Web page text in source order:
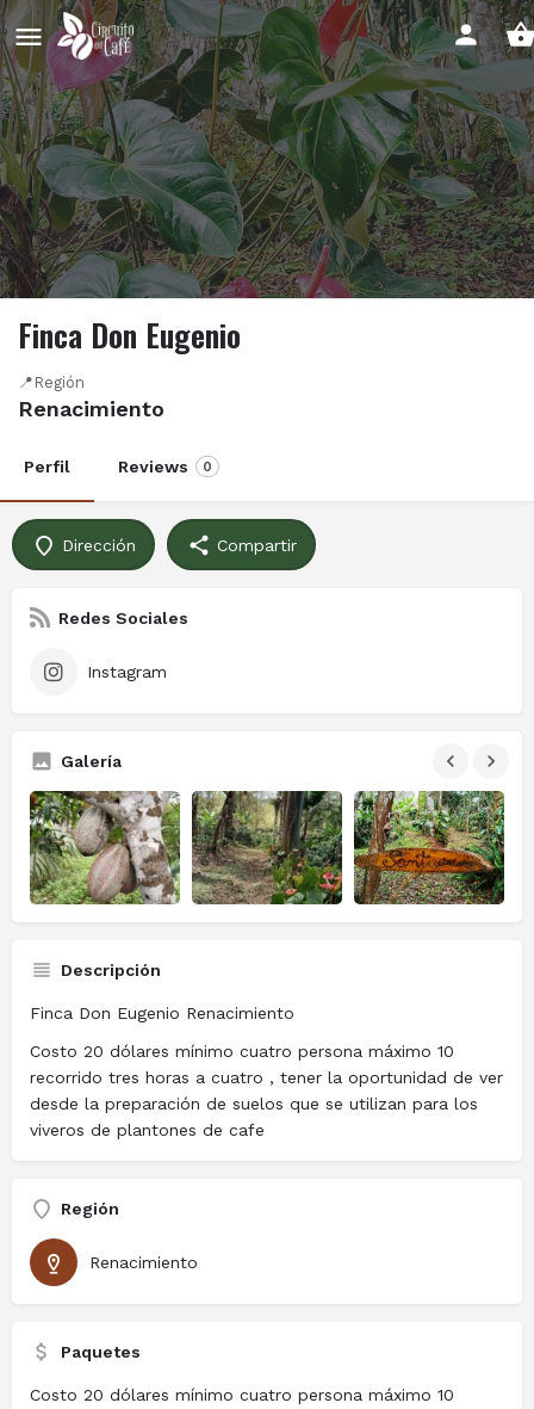
Finca Don Eugenio
📍Región
Renacimiento
Perfil Reviews 0
Dirección Compartir
Redes Sociales
Instagram
Galería
Descripción
Finca Don Eugenio Renacimiento
Costo 20 dólares mínimo cuatro persona máximo 10
recorrido tres horas a cuatro , tener la oportunidad de ver
desde la preparación de suelos que se utilizan para los
viveros de plantones de cafe
Región
Renacimiento
Paquetes
Costo 20 dólares mínimo cuatro persona máximo 10